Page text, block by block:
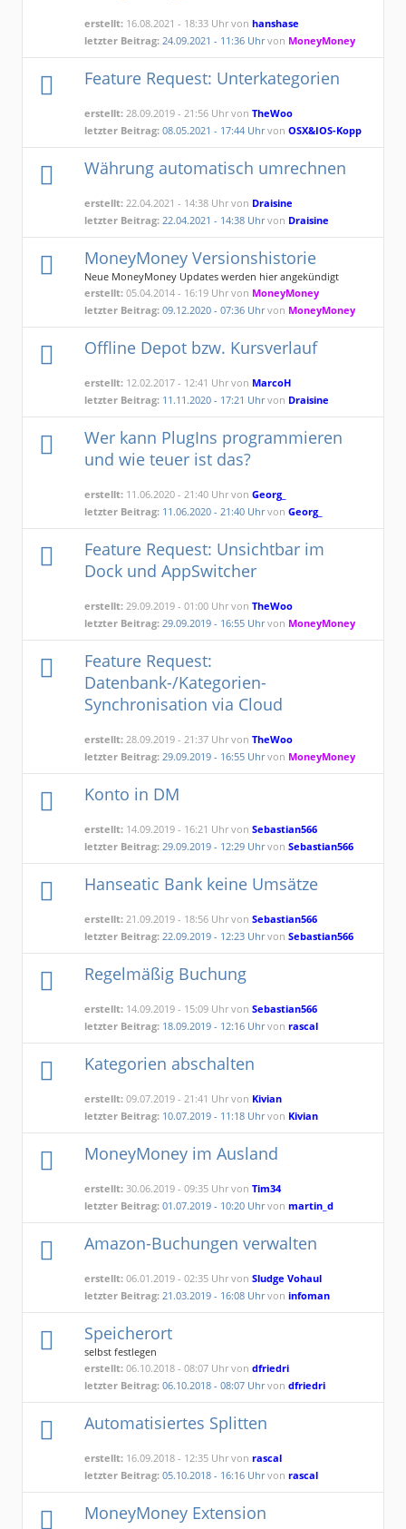
erstellt: 16.08.2021 - 18:33 Uhr vonhanshase
letzter Beitrag: 24.09.2021 - 11:36 Uhrvon MoneyMoney
Feature Request: Unterkategorien
erstellt: 28.09.2019 - 21:56 Uhr vonTheWoo
letzter Beitrag: 08.05.2021 - 17:44 UhrvonOSX&IOS-Kopp
Währung automatisch umrechnen
erstellt: 22.04.2021 - 14:38 Uhr von Draisine
letzter Beitrag: 22.04.2021 - 14:38 Uhrvon Draisine
MoneyMoney Versionshistorie
Neue MoneyMoney Updates werden hier angekündigt
erstellt: 05.04.2014 - 16:19 Uhr von MoneyMoney
letzter Beitrag: 09.12.2020 - 07:36 Uhrvon MoneyMoney
Offline Depot bzw. Kursverlauf
erstellt: 12.02.2017 - 12:41 Uhr von MarcoH
letzter Beitrag: 11.11.2020 - 17:21 Uhrvon Draisine
Wer kann PlugIns programmieren
und wie teuer ist das?
erstellt: 11.06.2020 - 21:40 Uhr vonGeorg_
letzter Beitrag: 11.06.2020 - 21:40 UhrvonGeorg_
Feature Request: Unsichtbar im
Dock und AppSwitcher
erstellt: 29.09.2019 - 01:00 Uhr vonTheWoo
letzter Beitrag: 29.09.2019 - 16:55 Uhrvon MoneyMoney
Feature Request:
Datenbank-/Kategorien-
Synchronisation via Cloud
erstellt: 28.09.2019 - 21:37 Uhr vonTheWoo
letzter Beitrag: 29.09.2019 - 16:55 Uhrvon MoneyMoney
Konto in DM
erstellt: 14.09.2019 - 16:21 Uhr vonSebastian566
letzter Beitrag: 29.09.2019 - 12:29 UhrvonSebastian566
Hanseatic Bank keine Umsätze
erstellt: 21.09.2019 - 18:56 Uhr vonSebastian566
letzter Beitrag: 22.09.2019 - 12:23 UhrvonSebastian566
Regelmäßig Buchung
erstellt: 14.09.2019 - 15:09 Uhr vonSebastian566
letzter Beitrag: 18.09.2019 - 12:16 Uhrvonrascal
Kategorien abschalten
erstellt: 09.07.2019 - 21:41 Uhr von Kivian
letzter Beitrag: 10.07.2019 - 11:18 Uhrvon Kivian
MoneyMoney im Ausland
erstellt: 30.06.2019 - 09:35 Uhr vonTim34
letzter Beitrag: 01.07.2019 - 10:20 Uhrvonmartin_d
Amazon-Buchungen verwalten
erstellt: 06.01.2019 - 02:35 Uhr vonSludge Vohaul
letzter Beitrag: 21.03.2019 - 16:08 Uhrvoninfoman
Speicherort
selbst festlegen
erstellt: 06.10.2018 - 08:07 Uhr vondfriedri
letzter Beitrag: 06.10.2018 - 08:07 Uhrvondfriedri
Automatisiertes Splitten
erstellt: 16.09.2018 - 12:35 Uhr vonrascal
letzter Beitrag: 05.10.2018 - 16:16 Uhrvonrascal
MoneyMoney Extension